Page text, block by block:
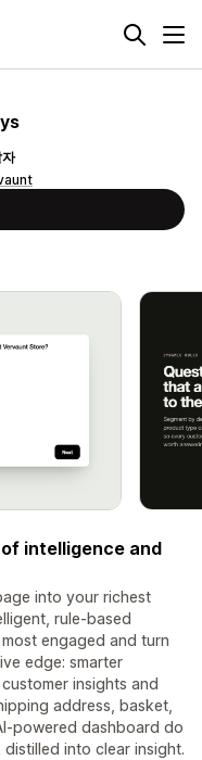
intelligence and
into your richest
rule-based
engaged and turn
edge: smarter
insights and
address, basket,
powered dashboard do
into clear insight.